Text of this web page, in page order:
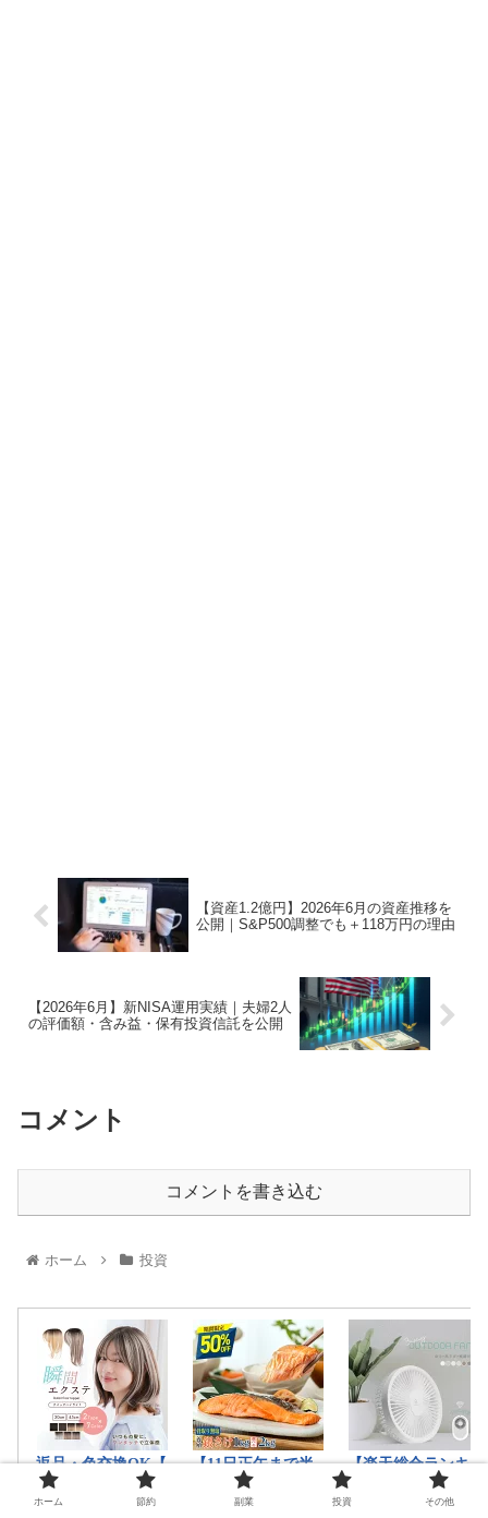
【資産1.2億円】2026年6月の資産推移を
公開｜S&P500調整でも＋118万円の理由
【2026年6月】新NISA運用実績｜夫婦2人
の評価額・含み益・保有投資信託を公開
コメント
コメントを書き込む
ホーム 投資
ホーム 節約 副業 投資 その他